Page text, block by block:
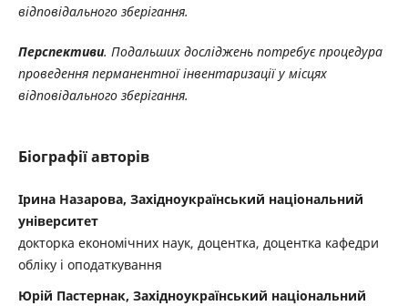
відповідального зберігання.
Перспективи. Подальших досліджень потребує процедура
проведення перманентної інвентаризації у місцях
відповідального зберігання.
Біографії авторів
Ірина Назарова, Західноукраїнський національний
університет
докторка економічних наук, доцентка, доцентка кафедри
обліку і оподаткування
Юрій Пастернак, Західноукраїнський національний